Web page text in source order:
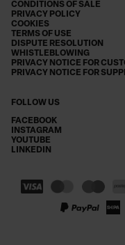
CONDITIONS OF SALE
PRIVACY POLICY
COOKIES
TERMS OF USE
DISPUTE RESOLUTION
WHISTLEBLOWING
PRIVACY NOTICE FOR
PRIVACY NOTICE FOR
FOLLOW US
FACEBOOK
INSTAGRAM
YOUTUBE
LINKEDIN